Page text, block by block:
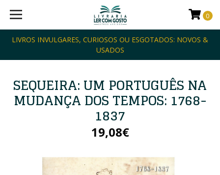
LIVROS INVULGARES, CURIOSOS OU ESGOTADOS: NOVOS &
USADOS
0
SEQUEIRA: UM PORTUGUÊS NA
MUDANÇA DOS TEMPOS: 1768-
1837
19,08€